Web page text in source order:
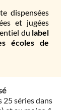
dispensées
et jugées
du label
écoles de
25 séries dans